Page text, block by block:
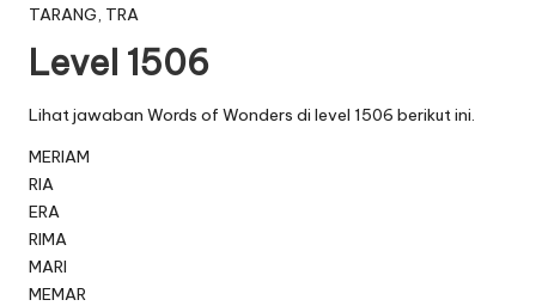
TARANG, TRA
Level 1506
Lihat jawaban Words of Wonders di level 1506 berikut ini.
MERIAM
RIA
ERA
RIMA
MARI
MEMAR